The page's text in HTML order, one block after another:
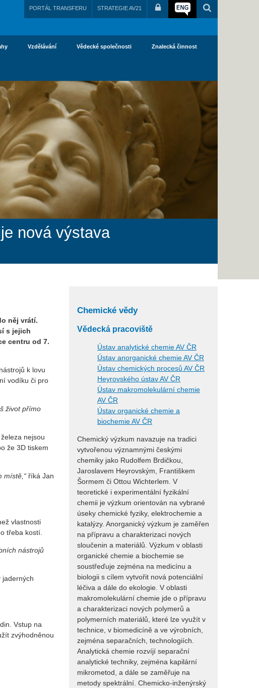
PORTÁL TRANSFERU STRATEGIE AV21
Vzdělávání Vědecké společnosti Znalecká činnost
nová výstava
něj vrátí.
s jejich
centru od 7.
k lovu
vodíku či pro
život přímo
nejsou
že 3D tiskem
místě,“ říká Jan
vlastnosti
třeba kostí.
nástrojů
jaderných
Vstup na
zvýhodněnou
Chemické vědy
Vědecká pracoviště
Ústav analytické chemie AV ČR
Ústav anorganické chemie AV ČR
Ústav chemických procesů AV ČR
Heyrovského ústav AV ČR
Ústav makromolekulární chemie
AV ČR
Ústav organické chemie a
biochemie AV ČR
Chemický výzkum navazuje na tradici
vytvořenou významnými českými
chemiky jako Rudolfem Brdičkou,
Jaroslavem Heyrovským, Františkem
Šormem či Ottou Wichterlem. V
teoretické i experimentální fyzikální
chemii je výzkum orientován na vybrané
úseky chemické fyziky, elektrochemie a
katalýzy. Anorganický výzkum je zaměřen
na přípravu a charakterizaci nových
sloučenin a materiálů. Výzkum v oblasti
organické chemie a biochemie se
soustřeďuje zejména na medicínu a
biologii s cílem vytvořit nová potenciální
léčiva a dále do ekologie. V oblasti
makromolekulární chemie jde o přípravu
a charakterizaci nových polymerů a
polymerních materiálů, které lze využít v
technice, v biomedicíně a ve výrobních,
zejména separačních, technologiích.
Analytická chemie rozvíjí separační
analytické techniky, zejména kapilární
mikrometod, a dále se zaměřuje na
metody spektrální. Chemicko-inženýrský